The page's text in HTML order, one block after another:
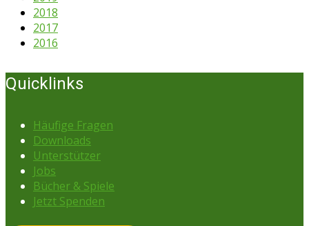
2018
2017
2016
Quicklinks
Häufige Fragen
Downloads
Unterstützer
Jobs
Bücher & Spiele
Jetzt Spenden